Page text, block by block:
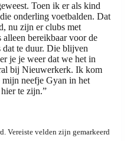
Toen ik er als kind
onderling voetbalden. Dat
nu zijn er clubs met
bereikbaar voor de
dat te duur. Die blijven
je je weer dat we het in
bij Nieuwerkerk. Ik kom
mijn neefje Gyan in het
te zijn.”
Vereiste velden zijn gemarkeerd